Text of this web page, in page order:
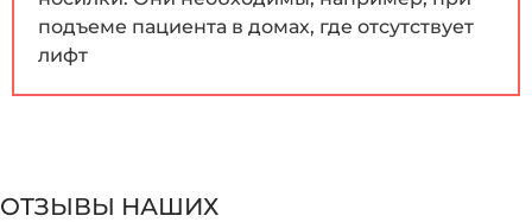
подъеме пациента в домах, где отсутствует
лифт
ОТЗЫВЫ НАШИХ